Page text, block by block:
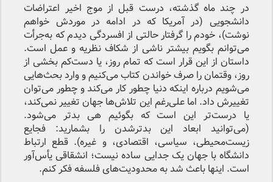
در چند ماه گذشته، درست قبل از موج اخیر اعتراضات
دانشجویی (در آمریکا که در ادامه در موردش خواهم
نوشت)، خودم را گرفتار حالتی از افسردگی دیدم که به‌جرأت
می‌توانم بگویم بیشتر ناشی از شکاف نظریه و عمل است.
داستان از این قرار است که تمام روز، یا دست‌کم بخشی از
روز، وقتمان را صرف خواندن کتاب می‌کنیم و وارد بحث‌هایی
می‌شویم درباره اینکه دنیا چطور کار می‌کند و چطور می‌توان
تغییرش داد. اما علی‌رغم این تلاش‌ها جهان تغییر نمی‌کند،
یا درست‌تر این است که بگوئیم هی بدتر می‌شود.
(می‌توانید ابعاد این بدترشدن را بشمارید: فجایع
زیست‌محیطی، سیاسی، اقتصادی، و غیره). قطع ارتباط
دانشگاه با جهان یک جدایی ساده نیست؛ انشقاقی یأس‌آور
است. اینها باعث شد به محدودیت‌های فلسفه فکر کنم.